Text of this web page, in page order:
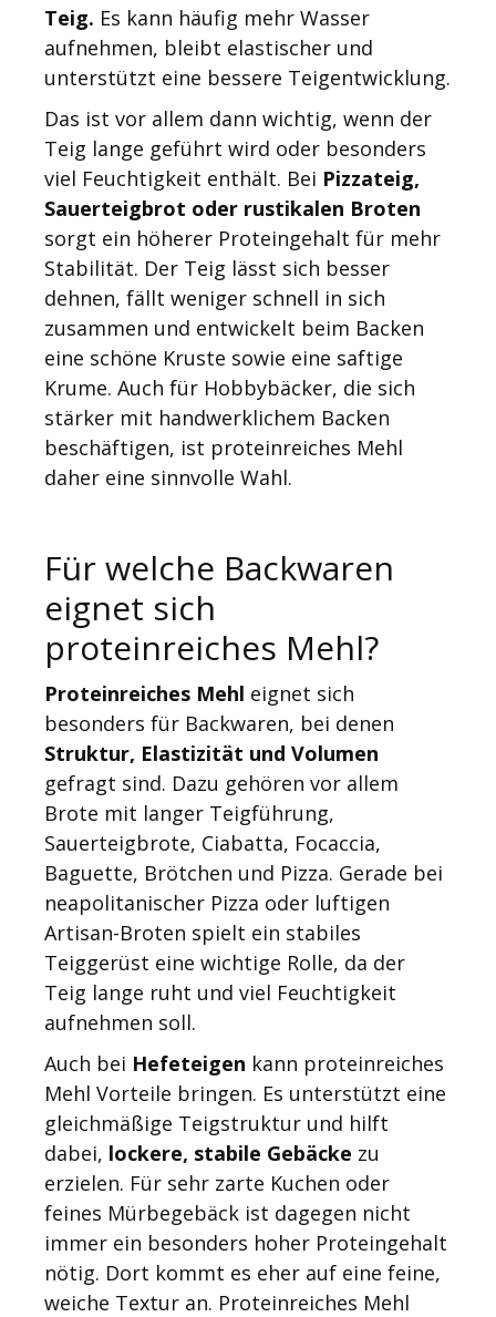
Teig. Es kann häufig mehr Wasser
aufnehmen, bleibt elastischer und
unterstützt eine bessere Teigentwicklung.
Das ist vor allem dann wichtig, wenn der
Teig lange geführt wird oder besonders
viel Feuchtigkeit enthält. Bei Pizzateig,
Sauerteigbrot oder rustikalen Broten
sorgt ein höherer Proteingehalt für mehr
Stabilität. Der Teig lässt sich besser
dehnen, fällt weniger schnell in sich
zusammen und entwickelt beim Backen
eine schöne Kruste sowie eine saftige
Krume. Auch für Hobbybäcker, die sich
stärker mit handwerklichem Backen
beschäftigen, ist proteinreiches Mehl
daher eine sinnvolle Wahl.
Für welche Backwaren
eignet sich
proteinreiches Mehl?
Proteinreiches Mehl eignet sich
besonders für Backwaren, bei denen
Struktur, Elastizität und Volumen
gefragt sind. Dazu gehören vor allem
Brote mit langer Teigführung,
Sauerteigbrote, Ciabatta, Focaccia,
Baguette, Brötchen und Pizza. Gerade bei
neapolitanischer Pizza oder luftigen
Artisan-Broten spielt ein stabiles
Teiggerüst eine wichtige Rolle, da der
Teig lange ruht und viel Feuchtigkeit
aufnehmen soll.
Auch bei Hefeteigen kann proteinreiches
Mehl Vorteile bringen. Es unterstützt eine
gleichmäßige Teigstruktur und hilft
dabei, lockere, stabile Gebäcke zu
erzielen. Für sehr zarte Kuchen oder
feines Mürbegebäck ist dagegen nicht
immer ein besonders hoher Proteingehalt
nötig. Dort kommt es eher auf eine feine,
weiche Textur an. Proteinreiches Mehl